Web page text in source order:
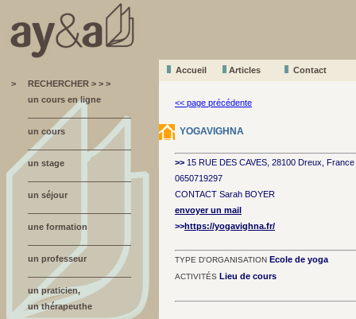
Accueil Articles
Contact
>
RECHERCHER > > >
un cours en ligne
un cours
un stage
un séjour
une formation
un professeur
un praticien,
un thérapeuthe
<< page précédente
YOGAVIGHNA
>> 15 RUE DES CAVES, 28100 Dreux, France
0650719297
CONTACT Sarah BOYER
envoyer un mail
>>https://yogavighna.fr/
TYPE D'ORGANISATION Ecole de yoga
ACTIVITÉS Lieu de cours